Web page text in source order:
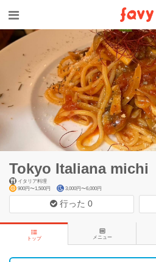
Tokyo Italiana michi
イタリア料理
900円〜1,500円
3,000円〜6,000円
行った0
トップ メニュー